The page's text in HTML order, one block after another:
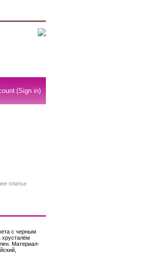
(Sign in)
платье
с черным
хрусталём
Материал-